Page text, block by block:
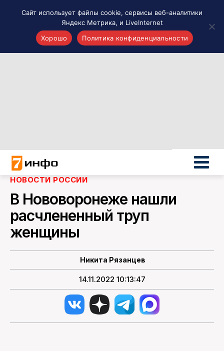
Новости России
Политика
Новости мира
О НАС
НОВОСТИ РОССИИ
В Нововоронеже нашли
расчлененный труп
женщины
Никита Рязанцев
14.11.2022 10:13:47
Сайт использует файлы cookie, сервисы веб-аналитики
Яндекс Метрика, и LiveInternet
Хорошо
Политика конфиденциальности